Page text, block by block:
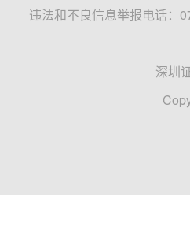
违法和不良信息举报电话：
深圳